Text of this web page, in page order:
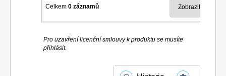
Celkem0 záznamů
Pro uzavření licenční smlouvy k produktu se musíte
přihlásit.